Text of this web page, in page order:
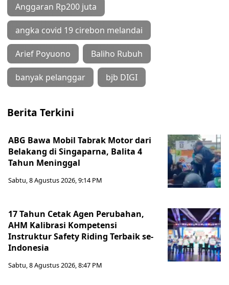
Anggaran Rp200 juta
angka covid 19 cirebon melandai
Arief Poyuono Baliho Rubuh
banyak pelanggar bjb DIGI
Berita Terkini
ABG Bawa Mobil Tabrak Motor dari
Belakang di Singaparna, Balita 4
Tahun Meninggal
Sabtu, 8 Agustus 2026, 9:14 PM
17 Tahun Cetak Agen Perubahan,
AHM Kalibrasi Kompetensi
Instruktur Safety Riding Terbaik se-
Indonesia
Sabtu, 8 Agustus 2026, 8:47 PM